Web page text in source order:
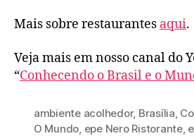
Mais sobre restaurantes aqui.
Veja mais em nosso canal do
“Conhecendo o Brasil e o
ambiente acolhedor, Brasília
O Mundo epe Nero Ristorante,